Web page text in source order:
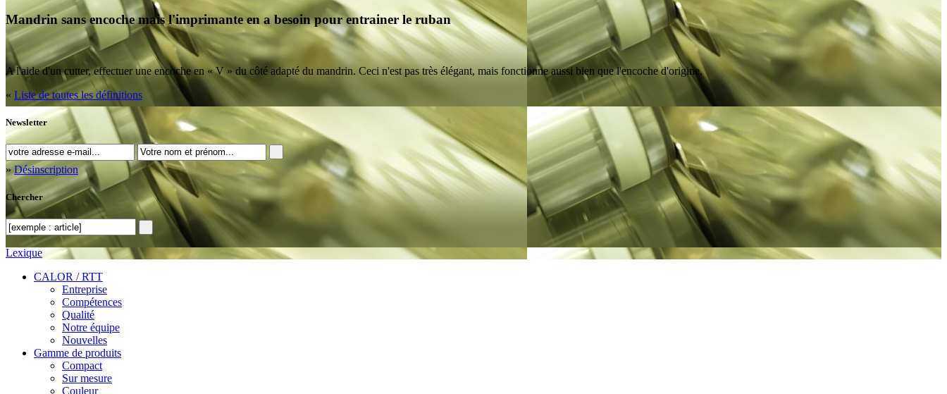
Mandrin sans encoche mais l'imprimante en a besoin pour entrainer le ruban
A l'aide d'un cutter, effectuer une encoche en « V » du côté adapté du mandrin. Ceci n'est pas très élégant, mais fonctionne aussi bien que l'encoche d'origine.
« Liste de toutes les définitions
Newsletter
»Désinscription
Chercher
Lexique
CALOR / RTT
Entreprise
Compétences
Qualité
Notre équipe
Nouvelles
Gamme de produits
Compact
Sur mesure
Couleur